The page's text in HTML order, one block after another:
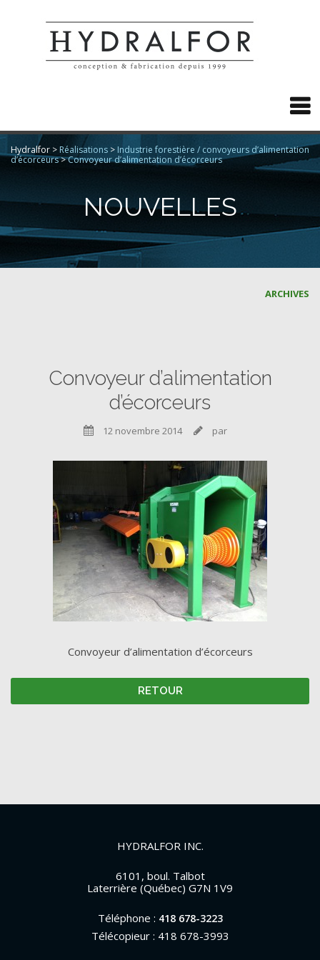

Hydralfor >Réalisations > Industrie forestière / convoyeurs d’alimentation
d’écorceurs>Convoyeur d’alimentation d’écorceurs
NOUVELLES
ARCHIVES
Convoyeur d’alimentation
d’écorceurs
 12 novembre 2014  par
Convoyeur d’alimentation d’écorceurs
RETOUR
HYDRALFOR INC.
6101, boul. Talbot
Laterrière (Québec) G7N 1V9
Téléphone : 418 678-3223
Télécopieur : 418 678-3993